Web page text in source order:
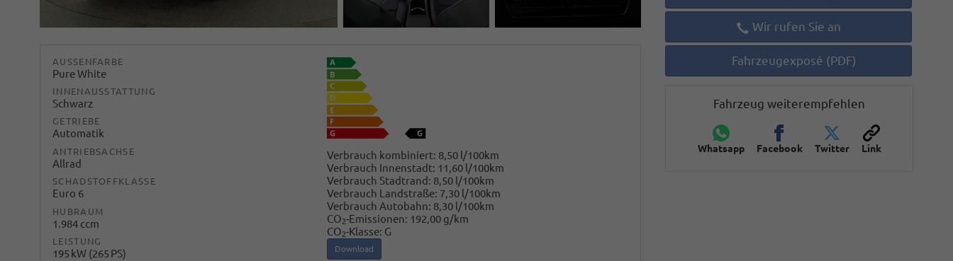
Wir rufen Sie an
Fahrzeugexposé (PDF)
Fahrzeug weiterempfehlen
Whatsapp Facebook Twitter Link
AUSSENFARBE
Pure White
INNENAUSSTATTUNG
Schwarz
GETRIEBE
Automatik
ANTRIEBSACHSE
Allrad
SCHADSTOFFKLASSE
Euro 6
HUBRAUM
1.984 ccm
LEISTUNG
195 kW (265 PS)
Verbrauch kombiniert: 8,50 l/100km
Verbrauch Innenstadt: 11,60 l/100km
Verbrauch Stadtrand: 8,50 l/100km
Verbrauch Landstraße: 7,30 l/100km
Verbrauch Autobahn: 8,30 l/100km
CO2-Emissionen: 192,00 g/km
CO2-Klasse: G
Download